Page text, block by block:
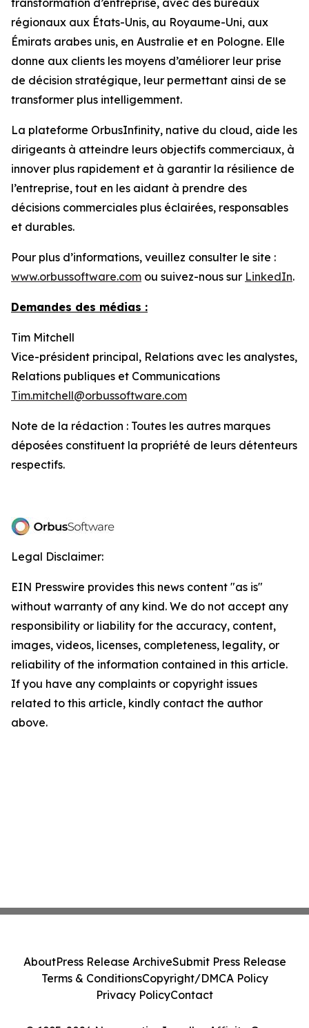
transformation d’entreprise, avec des bureaux
régionaux aux États-Unis, au Royaume-Uni, aux
Émirats arabes unis, en Australie et en Pologne. Elle
donne aux clients les moyens d’améliorer leur prise
de décision stratégique, leur permettant ainsi de se
transformer plus intelligemment.
La plateforme OrbusInfinity, native du cloud, aide les
dirigeants à atteindre leurs objectifs commerciaux, à
innover plus rapidement et à garantir la résilience de
l’entreprise, tout en les aidant à prendre des
décisions commerciales plus éclairées, responsables
et durables.
Pour plus d’informations, veuillez consulter le site :
www.orbussoftware.com ou suivez-nous sur LinkedIn.
Demandes des médias :
Tim Mitchell
Vice-président principal, Relations avec les analystes,
Relations publiques et Communications
Tim.mitchell@orbussoftware.com
Note de la rédaction : Toutes les autres marques
déposées constituent la propriété de leurs détenteurs
respectifs.
Legal Disclaimer:
EIN Presswire provides this news content "as is"
without warranty of any kind. We do not accept any
responsibility or liability for the accuracy, content,
images, videos, licenses, completeness, legality, or
reliability of the information contained in this article.
If you have any complaints or copyright issues
related to this article, kindly contact the author
above.
AboutPress Release ArchiveSubmit Press Release
Terms & ConditionsCopyright/DMCA Policy
Privacy PolicyContact